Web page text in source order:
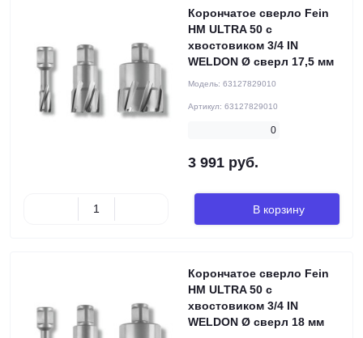
Корончатое сверло Fein
HM ULTRA 50 с
хвостовиком 3/4 IN
WELDON Ø сверл 17,5 мм
Модель: 63127829010
Артикул: 63127829010
0
3 991 руб.
В корзину
Корончатое сверло Fein
HM ULTRA 50 с
хвостовиком 3/4 IN
WELDON Ø сверл 18 мм